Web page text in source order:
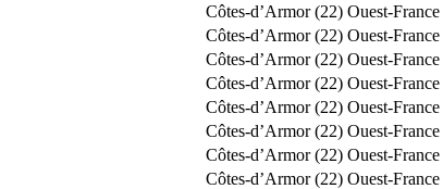
Côtes-d’Armor (22) Ouest-France
Côtes-d’Armor (22) Ouest-France
Côtes-d’Armor (22) Ouest-France
Côtes-d’Armor (22) Ouest-France
Côtes-d’Armor (22) Ouest-France
Côtes-d’Armor (22) Ouest-France
Côtes-d’Armor (22) Ouest-France
Côtes-d’Armor (22) Ouest-France